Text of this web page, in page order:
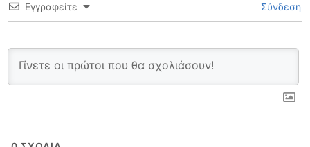
Εγγραφείτε Σύνδεση